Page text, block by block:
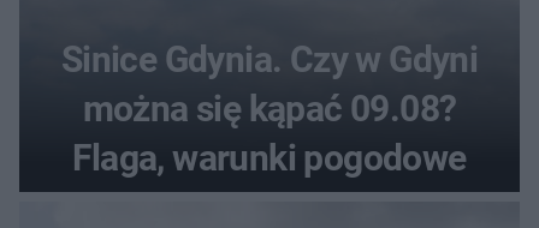
Sinice Gdynia. Czy w Gdyni
można się kąpać 09.08?
Flaga, warunki pogodowe